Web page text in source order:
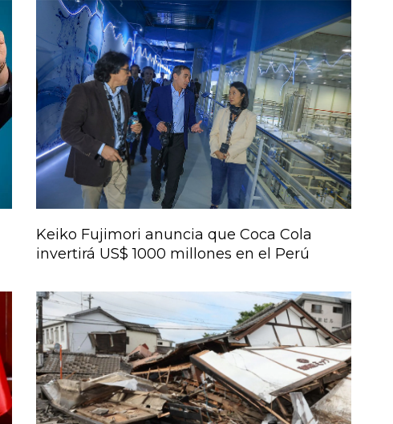
Keiko Fujimori anuncia que Coca Cola
invertirá US$ 1000 millones en el Perú